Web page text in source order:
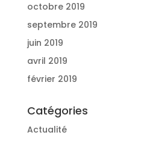
octobre 2019
septembre 2019
juin 2019
avril 2019
février 2019
Catégories
Actualité